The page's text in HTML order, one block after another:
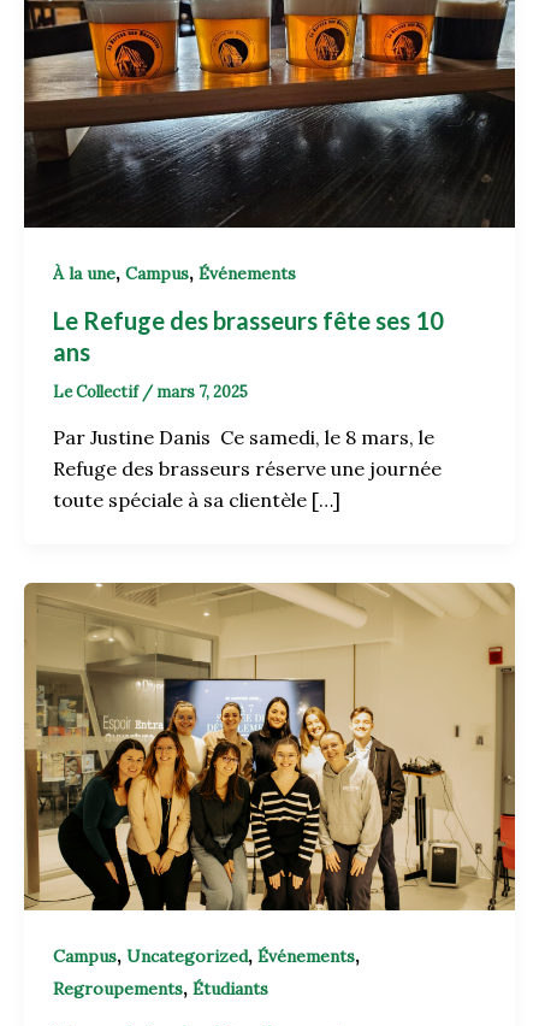
À la une, Campus, Événements
Le Refuge des brasseurs fête ses 10
ans
Le Collectif / mars 7, 2025
Par Justine Danis Ce samedi, le 8 mars, le
Refuge des brasseurs réserve une journée
toute spéciale à sa clientèle […]
Campus, Uncategorized, Événements,
Regroupements, Étudiants